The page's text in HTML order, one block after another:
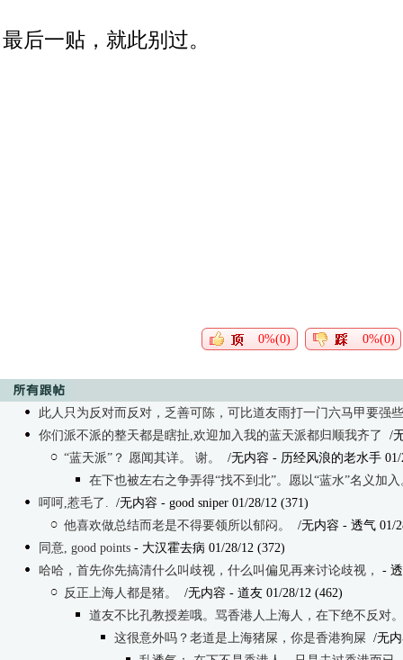
最后一贴，就此别过。
0%(0) 0%(0)
此人只为反对而反对，乏善可陈，可比道友雨打一门六马甲要强
你们派不派的整天都是瞎扯,欢迎加入我的蓝天派都归顺我齐了
/
“蓝天派”？ 愿闻其详。 谢。
/无内容 - 历经风浪的老水手 01/
在下也被左右之争弄得“找不到北”。愿以“蓝水”名义加入
呵呵,惹毛了. /无内容 - good sniper 01/28/12 (371)
他喜欢做总结而老是不得要领所以郁闷。
/无内容 - 透气 01/
同意, good points - 大汉霍去病 01/28/12 (372)
哈哈，首先你先搞清什么叫歧视，什么叫偏见再来讨论歧视，
-
反正上海人都是猪。
/无内容 - 道友 01/28/12 (462)
道友不比孔教授差哦。骂香港人上海人，在下绝不反对。
这很意外吗？老道是上海猪屎，你是香港狗屎 /无